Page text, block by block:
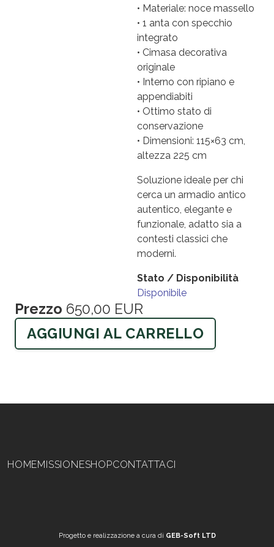
• Materiale: noce massello
• 1 anta con specchio
integrato
• Cimasa decorativa
originale
• Interno con ripiano e
appendiabiti
• Ottimo stato di
conservazione
• Dimensioni: 115×63 cm,
altezza 225 cm
Soluzione ideale per chi
cerca un armadio antico
autentico, elegante e
funzionale, adatto sia a
contesti classici che
moderni.
Stato / Disponibilità
Disponibile
Prezzo 650,00 EUR
AGGIUNGI AL CARRELLO
Navigazione principale
HOMEMISSIONESHOPCONTATTACI
Progetto e realizzazione a cura di GEB-Soft LTD